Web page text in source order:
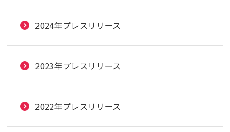
2024年プレスリリース
2023年プレスリリース
2022年プレスリリース